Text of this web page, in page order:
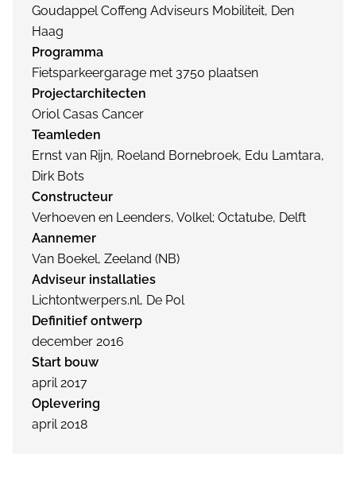
Goudappel Coffeng Adviseurs Mobiliteit, Den
Haag
Programma
Fietsparkeergarage met 3750 plaatsen
Projectarchitecten
Oriol Casas Cancer
Teamleden
Ernst van Rijn, Roeland Bornebroek, Edu Lamtara,
Dirk Bots
Constructeur
Verhoeven en Leenders, Volkel; Octatube, Delft
Aannemer
Van Boekel, Zeeland (NB)
Adviseur installaties
Lichtontwerpers.nl, De Pol
Definitief ontwerp
december 2016
Start bouw
april 2017
Oplevering
april 2018